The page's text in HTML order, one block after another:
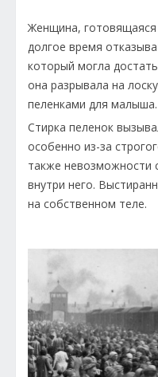
Женщина,
долгое время
который могла
она разрывала на
пеленками для малыша.
Стирка пеленок
особенно из-за
также невозможности
внутри него.
на собственном теле.